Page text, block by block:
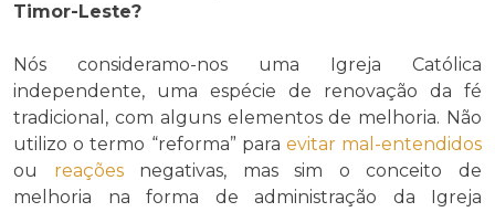
Timor-Leste?
Nós consideramo-nos uma Igreja Católica
independente, uma espécie de renovação da fé
tradicional, com alguns elementos de melhoria. Não
utilizo o termo “reforma” para evitar mal-entendidos
ou reaçõesnegativas, mas sim o conceito de
melhoria na forma de administração da Igreja